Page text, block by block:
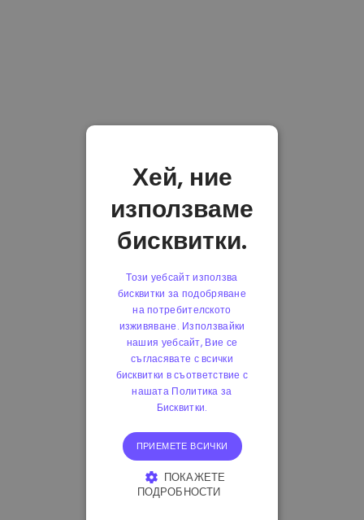
Хей, ние
използваме
бисквитки.
Този уебсайт използва
бисквитки за подобряване
на потребителското
изживяване. Използвайки
нашия уебсайт, Вие се
съгласявате с всички
бисквитки в съответствие с
нашата Политика за
Бисквитки.
ПРИЕМЕТЕ ВСИЧКИ
ПОКАЖЕТЕ
ПОДРОБНОСТИ